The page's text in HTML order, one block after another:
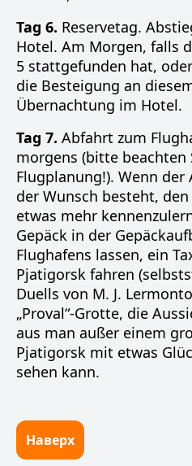
Tag 6. Reservetag.
Hotel. Am Morgen, falls
5 stattgefunden hat,
die Besteigung an
Übernachtung im Hotel.
Tag 7. Abfahrt zum
morgens (bitte beachten
Flugplanung!). Wenn
der Wunsch besteht, den
etwas mehr
Gepäck in der
Flughafens lassen, ein
Pjatigorsk fahren
Duells von M. J.
„Proval“-Grotte, die
aus man außer einem
Pjatigorsk mit etwas
sehen kann.
Наверх